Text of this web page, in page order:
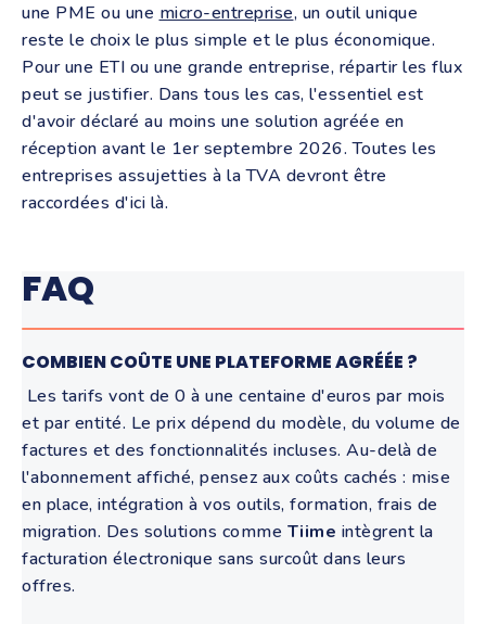
une PME ou une micro-entreprise, un outil unique
reste le choix le plus simple et le plus économique.
Pour une ETI ou une grande entreprise, répartir les flux
peut se justifier. Dans tous les cas, l'essentiel est
d'avoir déclaré au moins une solution agréée en
réception avant le 1er septembre 2026. Toutes les
entreprises assujetties à la TVA devront être
raccordées d'ici là.
FAQ
COMBIEN COÛTE UNE PLATEFORME AGRÉÉE ?
Les tarifs vont de 0 à une centaine d'euros par mois
et par entité. Le prix dépend du modèle, du volume de
factures et des fonctionnalités incluses. Au-delà de
l'abonnement affiché, pensez aux coûts cachés : mise
en place, intégration à vos outils, formation, frais de
migration. Des solutions comme Tiime intègrent la
facturation électronique sans surcoût dans leurs
offres.